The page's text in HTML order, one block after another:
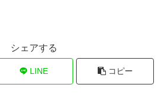
シェアする
LINE コピー